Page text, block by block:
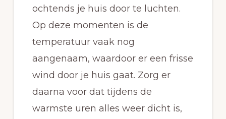
ochtends je huis door te luchten.
Op deze momenten is de
temperatuur vaak nog
aangenaam, waardoor er een frisse
wind door je huis gaat. Zorg er
daarna voor dat tijdens de
warmste uren alles weer dicht is,